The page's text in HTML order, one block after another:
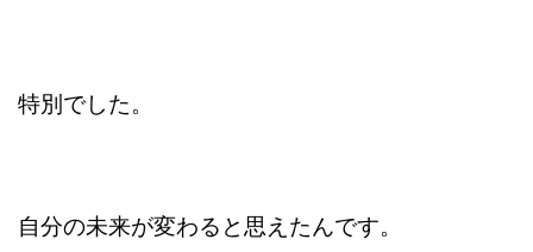
特別でした。
自分の未来が変わると思えたんです。